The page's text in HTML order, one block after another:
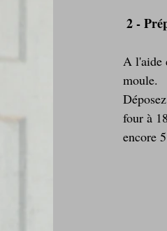
2 -
A l'aide
moule.
four à
encore